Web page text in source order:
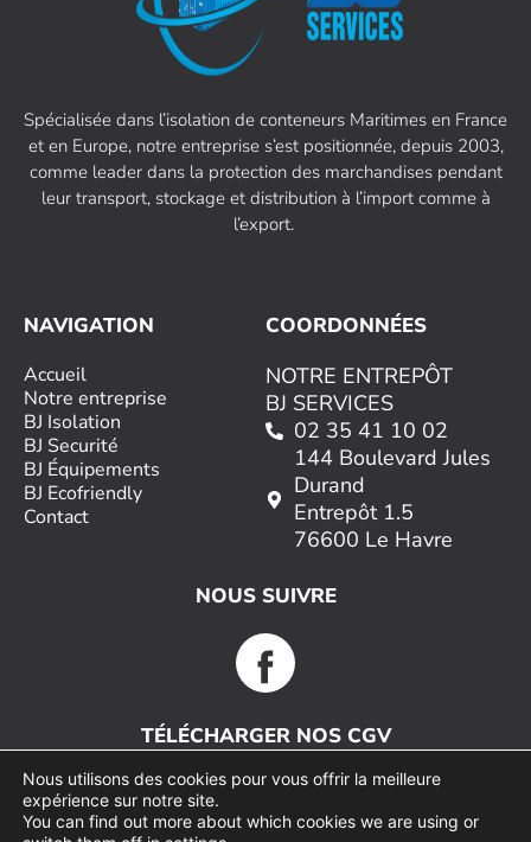
Spécialisée dans l’isolation de conteneurs Maritimes en France
et en Europe, notre entreprise s’est positionnée, depuis 2003,
comme leader dans la protection des marchandises pendant
leur transport, stockage et distribution à l’import comme à
l’export.
NAVIGATION
Accueil
Notre entreprise
BJ Isolation
BJ Securité
BJ Équipements
BJ Ecofriendly
Contact
COORDONNÉES
NOTRE ENTREPÔT
BJ SERVICES
02 35 41 10 02
144 Boulevard Jules
Durand
Entrepôt 1.5
76600 Le Havre
NOUS SUIVRE
TÉLÉCHARGER NOS CGV
Nous utilisons des cookies pour vous offrir la meilleure
expérience sur notre site.
You can find out more about which cookies we are using or